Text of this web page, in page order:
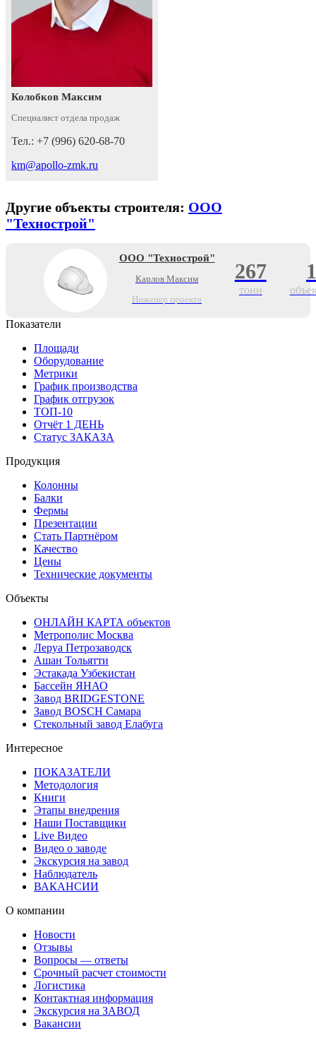
Колобков Максим
Специалист отдела продаж
Тел.: +7 (996) 620-68-70
km@apollo-zmk.ru
Другие объекты строителя: ООО
"Технострой"
ООО "Технострой"
Карлов Максим
Инженер проекта
267
тонн
Показатели
Площади
Оборудование
Метрики
График производства
График отгрузок
ТОП-10
Отчёт 1 ДЕНЬ
Статус ЗАКАЗА
Продукция
Колонны
Балки
Фермы
Презентации
Стать Партнёром
Качество
Цены
Технические документы
Объекты
ОНЛАЙН КАРТА объектов
Метрополис Москва
Леруа Петрозаводск
Ашан Тольятти
Эстакада Узбекистан
Бассейн ЯНАО
Завод BRIDGESTONE
Завод BOSCH Самара
Стекольный завод Елабуга
Интересное
ПОКАЗАТЕЛИ
Методология
Книги
Этапы внедрения
Наши Поставщики
Live Видео
Видео о заводе
Экскурсия на завод
Наблюдатель
ВАКАНСИИ
О компании
Новости
Отзывы
Вопросы — ответы
Срочный расчет стоимости
Логистика
Контактная информация
Экскурсия на ЗАВОД
Вакансии